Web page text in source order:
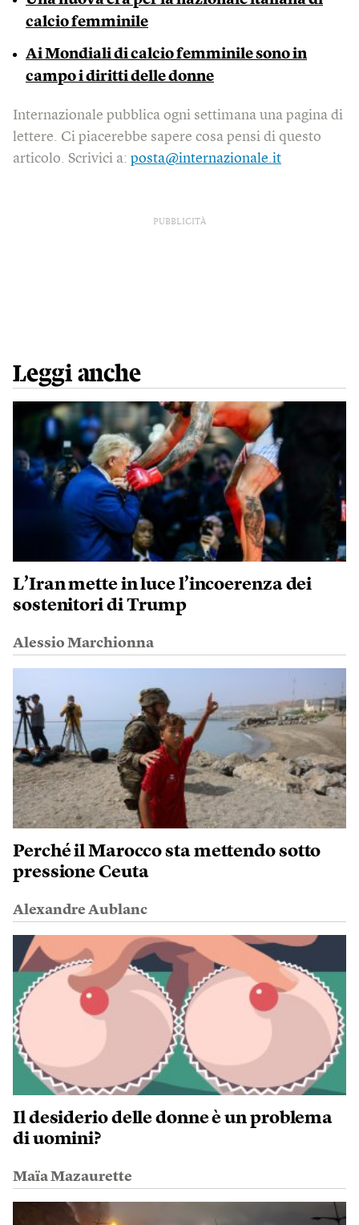
calcio femminile
Ai Mondiali di calcio femminile sono in
campo i diritti delle donne
Internazionale pubblica ogni settimana una pagina di
lettere. Ci piacerebbe sapere cosa pensi di questo
articolo. Scrivici a: posta@internazionale.it
PUBBLICITÀ
Leggi anche
L’Iran mette in luce l’incoerenza dei
sostenitori di Trump
Alessio Marchionna
Perché il Marocco sta mettendo sotto
pressione Ceuta
Alexandre Aublanc
Il desiderio delle donne è un problema
di uomini?
Maïa Mazaurette